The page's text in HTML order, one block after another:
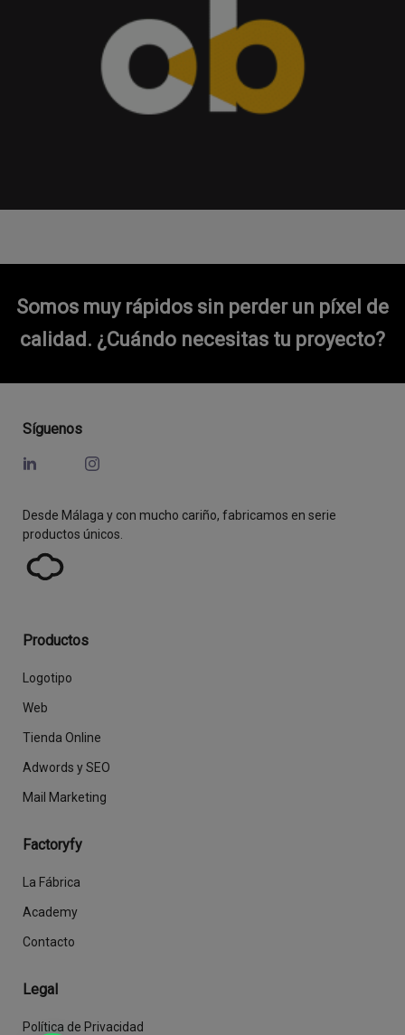
Somos muy rápidos sin perder un píxel de
calidad. ¿Cuándo necesitas tu proyecto?
Síguenos
Desde Málaga y con mucho cariño, fabricamos en serie
productos únicos.
Productos
Logotipo
Web
Tienda Online
Adwords y SEO
Mail Marketing
Factoryfy
La Fábrica
Academy
Contacto
Legal
Política de Privacidad